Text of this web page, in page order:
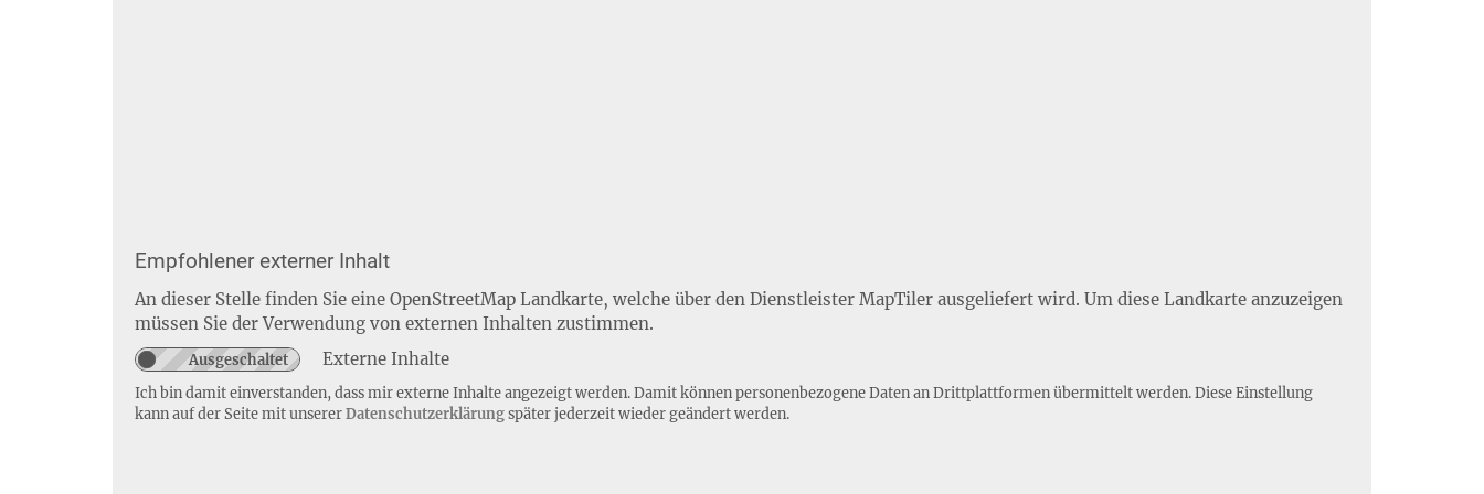
Empfohlener externer Inhalt
An dieser Stelle finden Sie eine OpenStreetMap Landkarte, welche über den Dienstleister MapTiler ausgeliefert wird. Um diese Landkarte anzuzeigen
müssen Sie der Verwendung von externen Inhalten zustimmen.
Externe Inhalte
Ich bin damit einverstanden, dass mir externe Inhalte angezeigt werden. Damit können personenbezogene Daten an Drittplattformen übermittelt werden. Diese Einstellung
kann auf der Seite mit unsererDatenschutzerklärungspäter jederzeit wieder geändert werden.